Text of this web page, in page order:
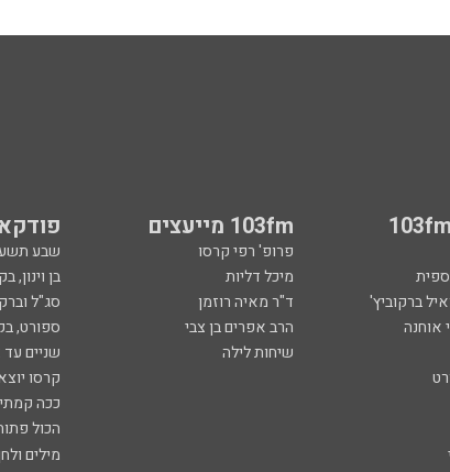
103fm מייעצים
פרופ' רפי קרסו שבע
מיכל דליות בן וינון,
ברקוביץ'
ד"ר מאיה רוזמן סג"ל
אוחנה
הרב אפרים בן צבי ספורט,
שיחות לילה שניים
קרסו
ככה קמתי
הכול
מילים